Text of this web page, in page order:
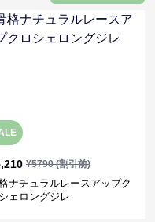
¥5790(割引前)
ナチュラルレースアップク
ェロングジレ